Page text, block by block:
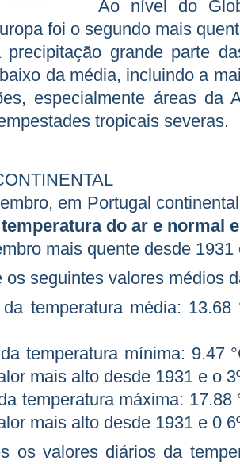
Ao nível do
foi o segundo mais
grande parte
da média, incluindo a
especialmente áreas da
tropicais severas.
em Portugal
do ar e normal
mais quente desde
os seguintes valores médios
temperatura média:
temperatura mínima: 9.47
mais alto desde 1931 e o
temperatura máxima:
mais alto desde 1931 e 0
os valores diários da